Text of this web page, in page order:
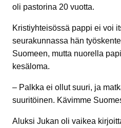
oli pastorina 20 vuotta.
Kristiyhteisössä pappi ei voi
seurakunnassa hän
Suomeen, mutta nuorella
kesäloma.
– Palkka ei ollut suuri, ja
suuritöinen. Kävimme
Aluksi Jukan oli vaikea